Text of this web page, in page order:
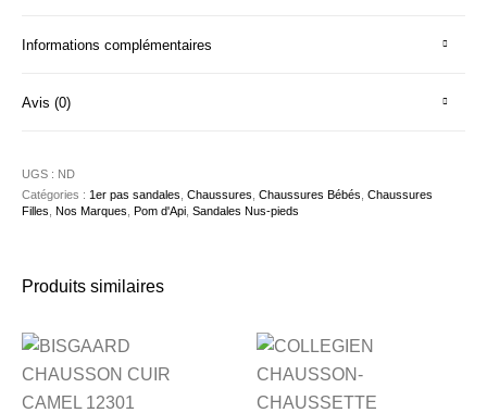
Informations complémentaires
Avis (0)
UGS : ND
Catégories : 1er pas sandales ,Chaussures ,Chaussures Bébés ,Chaussures
Filles ,Nos Marques ,Pom d'Api ,Sandales Nus-pieds
Produits similaires